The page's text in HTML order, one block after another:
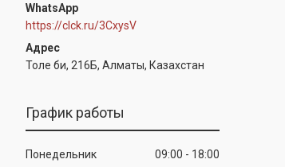
WhatsApp
https://clck.ru/3CxysV
Толе би, 216Б, Алматы, Казахстан
График работы
Понедельник 09:00
18:00